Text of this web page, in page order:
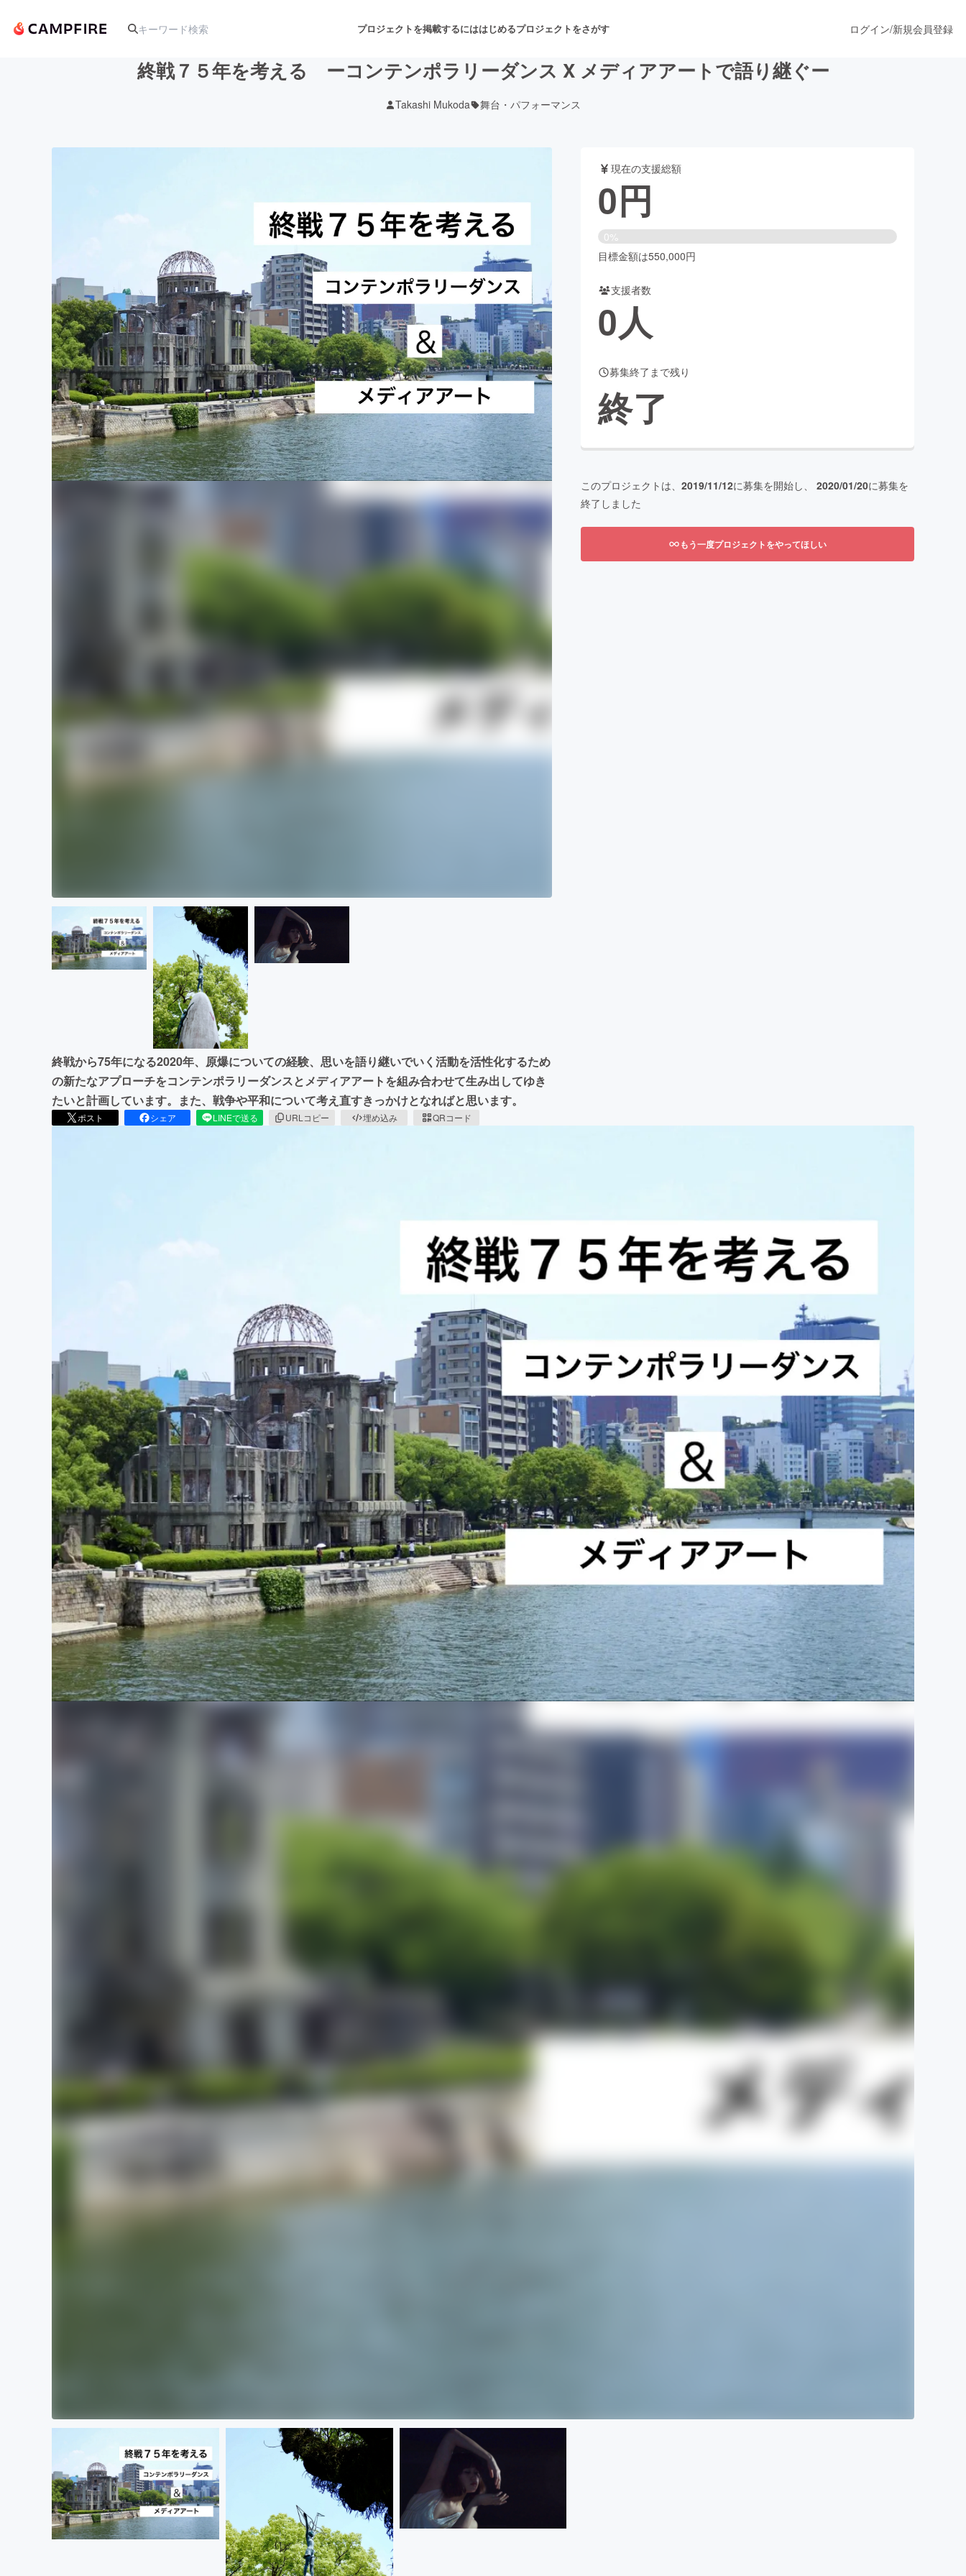
プロジェクトを掲載するにははじめるプロジェクトをさがす
舞台・パフォーマンス
ゲーム・サービス開発
映像・映画
ビジネス・起業 チャレンジ ビューティー・ヘルスケア
まちづくり・地域活性化
CAMPFIRE for Social GoodCAMPFIRE Creation
CAMPFIREふるさと納税machi-ya
ログイン/新規会員登録
終戦７５年を考える ーコンテンポラリーダンス X メディアアートで語り継ぐー
Takashi Mukoda 舞台・パフォーマンス
終戦から75年になる2020年、原爆についての経験、思いを語り継いでいく活動を活性化するため
の新たなアプローチをコンテンポラリーダンスとメディアアートを組み合わせて生み出してゆき
たいと計画しています。また、戦争や平和について考え直すきっかけとなればと思います。
ポスト シェア LINEで送る URLコピー 埋め込み QRコード
現在の支援総額
0円
0%
目標金額は550,000円
支援者数
0人
募集終了まで残り
終了
このプロジェクトは、 2019/11/12に募集を開始し、 2020/01/20に募集を
終了しました
もう一度プロジェクトをやってほしい